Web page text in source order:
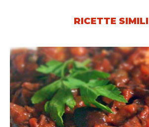
RICETTE SIMILI